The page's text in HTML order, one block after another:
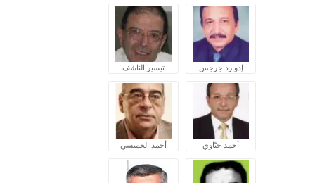
إدوارد جرجس تيسير الناشف
أحمد ختّاوي أحمد الخميسي